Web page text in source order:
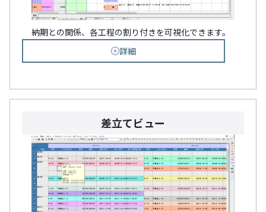
納期との関係、各工程の割り付きを可視化できます。
詳細
差立てビュー